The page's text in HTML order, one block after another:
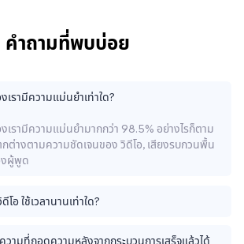
คำถามที่พบบ่อย
รามีความแม่นยำเท่าใด?
เรามีความแม่นยำมากกว่า 98.5% อย่างไรก็ตาม
ต่างตามความชัดเจนของ วิดีโอ, เสียงรบกวนพื้น
งผู้พูด
อ ใช้เวลานานเท่าใด?
วามที่ถอดความหลังจากกระบวนการเสร็จแล้วได้